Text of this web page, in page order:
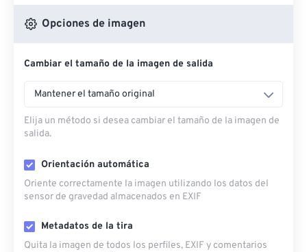
Desde OneDrive
Desde URL
Opciones de imagen
Cambiar el tamaño de la imagen de salida
Mantener el tamaño original
Elija un método si desea cambiar el tamaño de la imagen de
salida.
Orientación automática
Oriente correctamente la imagen utilizando los datos del
sensor de gravedad almacenados en EXIF
Metadatos de la tira
Quita la imagen de todos los perfiles, EXIF ​​y comentarios